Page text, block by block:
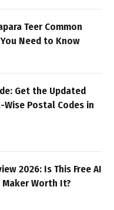
Teer Common
Need to Know
Get the Updated
Postal Codes in
2026: Is This Free AI
Worth It?